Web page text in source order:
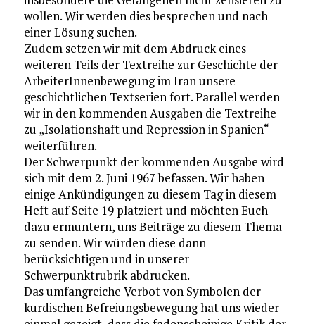
wollen. Wir werden dies besprechen und nach
einer Lösung suchen.
Zudem setzen wir mit dem Abdruck eines
weiteren Teils der Textreihe zur Geschichte der
ArbeiterInnenbewegung im Iran unsere
geschichtlichen Textserien fort. Parallel werden
wir in den kommenden Ausgaben die Textreihe
zu „Isolationshaft und Repression in Spanien“
weiterführen.
Der Schwerpunkt der kommenden Ausgabe wird
sich mit dem 2. Juni 1967 befassen. Wir haben
einige Ankündigungen zu diesem Tag in diesem
Heft auf Seite 19 platziert und möchten Euch
dazu ermuntern, uns Beiträge zu diesem Thema
zu senden. Wir würden diese dann
berücksichtigen und in unserer
Schwerpunktrubrik abdrucken.
Das umfangreiche Verbot von Symbolen der
kurdischen Befreiungsbewegung hat uns wieder